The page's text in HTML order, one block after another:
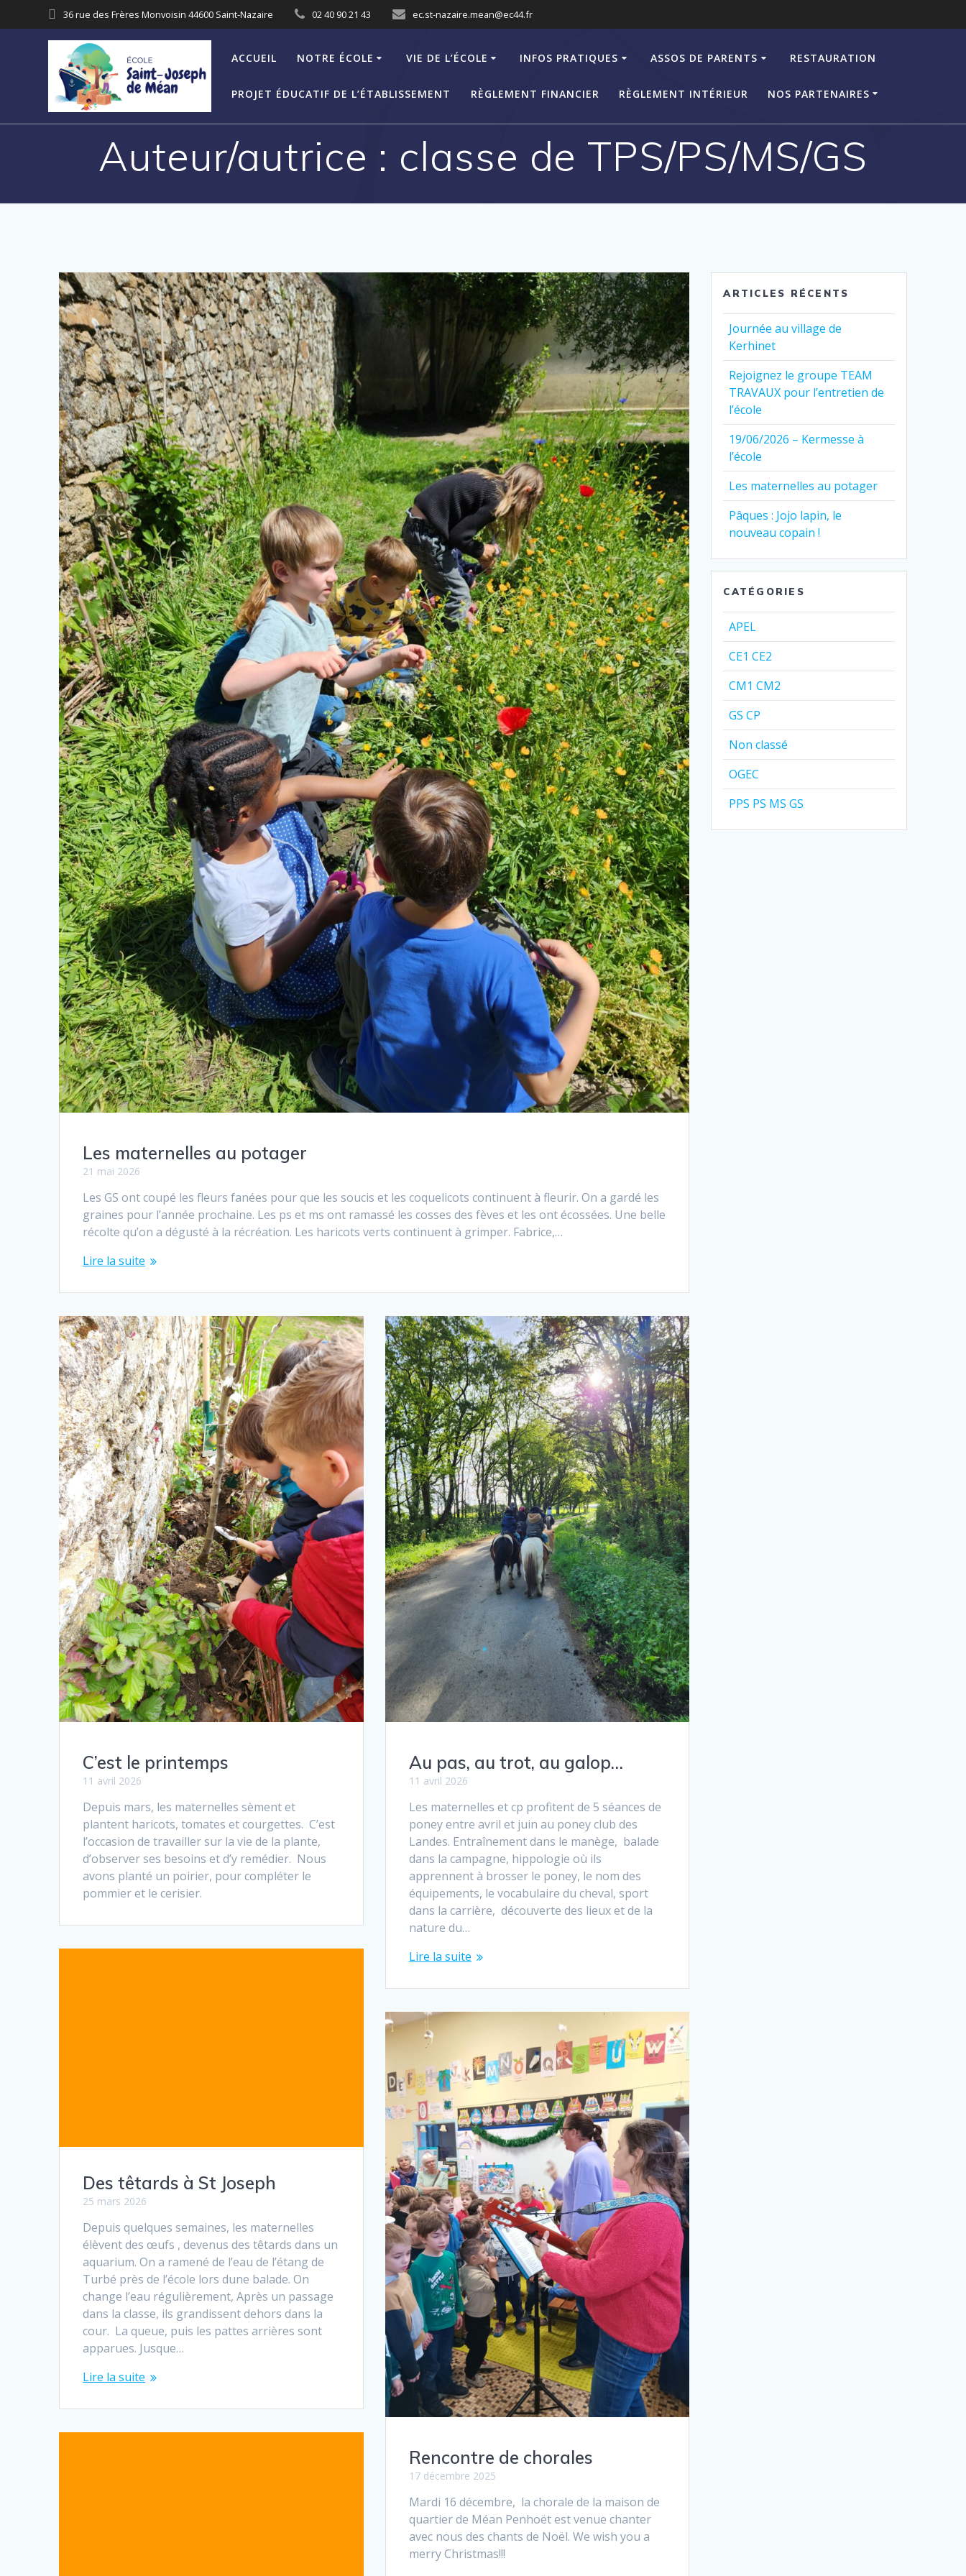
to
36 rue des Frères Monvoisin 44600 Saint-Nazaire 02 40 90 21 43 ec.st-nazaire.mean@ec44.fr
ACCUEIL NOTRE ÉCOLE VIE DE L’ÉCOLE INFOS PRATIQUES ASSOS DE PARENTS RESTAURATION
PROJET ÉDUCATIF DE L’ÉTABLISSEMENT RÈGLEMENT FINANCIER RÈGLEMENT INTÉRIEUR NOS PARTENAIRES
Auteur/autrice : classe de TPS/PS/MS/GS
Les maternelles au potager
21 mai 2026
Les GS ont coupé les fleurs fanées pour que les soucis et les coquelicots continuent à fleurir. On a gardé les
graines pour l’année prochaine. Les ps et ms ont ramassé les cosses des fèves et les ont écossées. Une belle
récolte qu’on a dégusté à la récréation. Les haricots verts continuent à grimper. Fabrice,…
Lire la suite
C’est le printemps
11 avril 2026
Depuis mars, les maternelles sèment et
plantent haricots, tomates et courgettes. C’est
l’occasion de travailler sur la vie de la plante,
d’observer ses besoins et d’y remédier. Nous
avons planté un poirier, pour compléter le
pommier et le cerisier.
Au pas, au trot, au galop…
11 avril 2026
Les maternelles et cp profitent de 5 séances de
poney entre avril et juin au poney club des
Landes. Entraînement dans le manège, balade
dans la campagne, hippologie où ils
apprennent à brosser le poney, le nom des
équipements, le vocabulaire du cheval, sport
dans la carrière, découverte des lieux et de la
nature du…
Lire la suite
Des têtards à St Joseph
25 mars 2026
Depuis quelques semaines, les maternelles
élèvent des œufs , devenus des têtards dans un
aquarium. On a ramené de l’eau de l’étang de
Turbé près de l’école lors dune balade. On
change l’eau régulièrement, Après un passage
dans la classe, ils grandissent dehors dans la
cour. La queue, puis les pattes arrières sont
apparues. Jusque…
Lire la suite
Rencontre de chorales
17 décembre 2025
Mardi 16 décembre, la chorale de la maison de
quartier de Méan Penhoët est venue chanter
avec nous des chants de Noël. We wish you a
merry Christmas!!!
ARTICLES RÉCENTS
Journée au village de
Kerhinet
Rejoignez le groupe TEAM
TRAVAUX pour l’entretien de
l’école
19/06/2026 – Kermesse à
l’école
Les maternelles au potager
Pâques : Jojo lapin, le
nouveau copain !
CATÉGORIES
APEL
CE1 CE2
CM1 CM2
GS CP
Non classé
OGEC
PPS PS MS GS